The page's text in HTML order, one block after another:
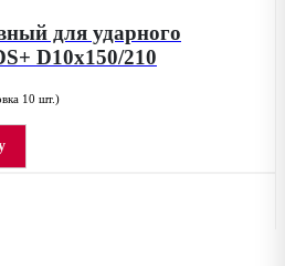
для ударного
D10x150/210
10 шт.)